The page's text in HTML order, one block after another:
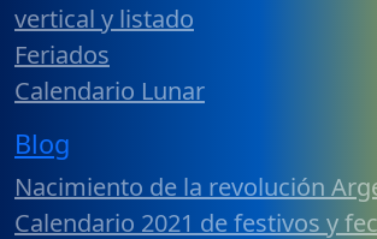
vertical y listado
Feriados
Calendario Lunar
Blog
Nacimiento de la revolución
Calendario 2021 de festivos y